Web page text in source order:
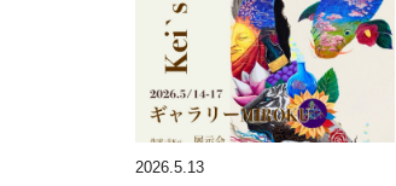
2026.5.13